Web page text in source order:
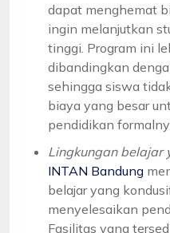
dapat menghemat
ingin melanjutkan
tinggi. Program ini
dibandingkan
sehingga siswa
biaya yang besar
pendidikan
Lingkungan belajar
INTAN Bandung
belajar yang
menyelesaikan
Fasilitas yang